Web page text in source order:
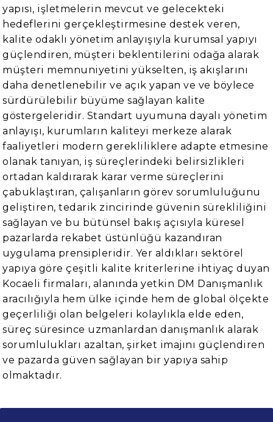
yapısı, işletmelerin mevcut ve gelecekteki
hedeflerini gerçekleştirmesine destek veren,
kalite odaklı yönetim anlayışıyla kurumsal yapıyı
güçlendiren, müşteri beklentilerini odağa alarak
müşteri memnuniyetini yükselten, iş akışlarını
daha denetlenebilir ve açık yapan ve ve böylece
sürdürülebilir büyüme sağlayan kalite
göstergeleridir. Standart uyumuna dayalı yönetim
anlayışı, kurumların kaliteyi merkeze alarak
faaliyetleri modern gerekliliklere adapte etmesine
olanak tanıyan, iş süreçlerindeki belirsizlikleri
ortadan kaldırarak karar verme süreçlerini
çabuklaştıran, çalışanların görev sorumluluğunu
geliştiren, tedarik zincirinde güvenin sürekliliğini
sağlayan ve bu bütünsel bakış açısıyla küresel
pazarlarda rekabet üstünlüğü kazandıran
uygulama prensipleridir. Yer aldıkları sektörel
yapıya göre çeşitli kalite kriterlerine ihtiyaç duyan
Kocaeli firmaları, alanında yetkin DM Danışmanlık
aracılığıyla hem ülke içinde hem de global ölçekte
geçerliliği olan belgeleri kolaylıkla elde eden,
süreç süresince uzmanlardan danışmanlık alarak
sorumlulukları azaltan, şirket imajını güçlendiren
ve pazarda güven sağlayan bir yapıya sahip
olmaktadır.